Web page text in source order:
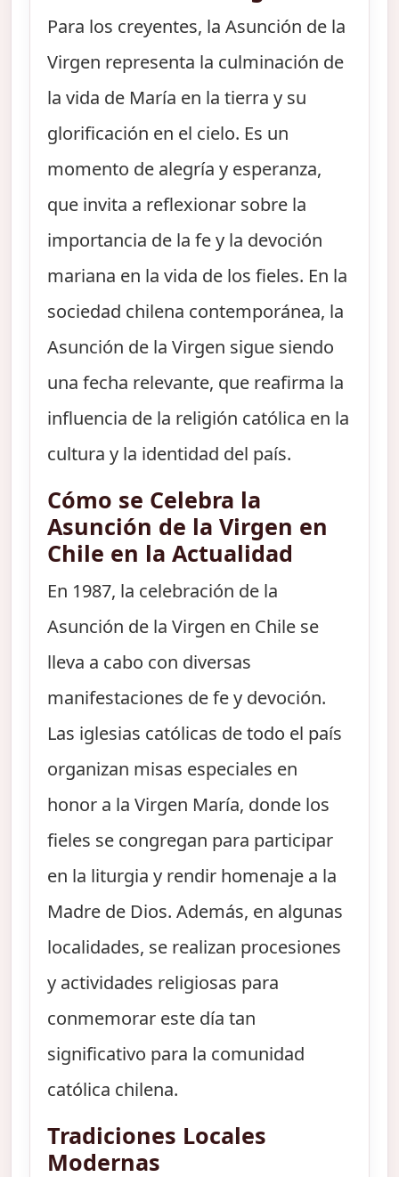
Para los creyentes, la Asunción de la
Virgen representa la culminación de
la vida de María en la tierra y su
glorificación en el cielo. Es un
momento de alegría y esperanza,
que invita a reflexionar sobre la
importancia de la fe y la devoción
mariana en la vida de los fieles. En la
sociedad chilena contemporánea, la
Asunción de la Virgen sigue siendo
una fecha relevante, que reafirma la
influencia de la religión católica en la
cultura y la identidad del país.
Cómo se Celebra la
Asunción de la Virgen en
Chile en la Actualidad
En 1987, la celebración de la
Asunción de la Virgen en Chile se
lleva a cabo con diversas
manifestaciones de fe y devoción.
Las iglesias católicas de todo el país
organizan misas especiales en
honor a la Virgen María, donde los
fieles se congregan para participar
en la liturgia y rendir homenaje a la
Madre de Dios. Además, en algunas
localidades, se realizan procesiones
y actividades religiosas para
conmemorar este día tan
significativo para la comunidad
católica chilena.
Tradiciones Locales
Modernas